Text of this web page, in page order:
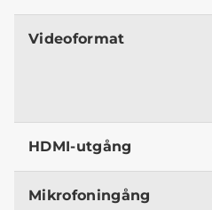
Videoformat
HDMI-utgång
Mikrofoningång